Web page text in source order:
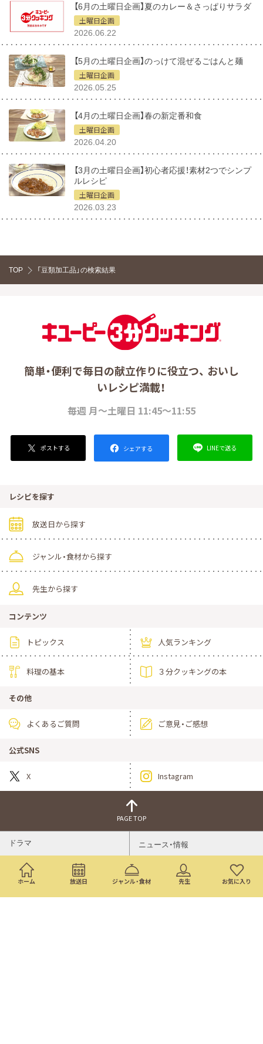
ホーム 放送日 ジャンル・食材 先生 お気に入り
【6月の土曜日企画】夏のカレー＆さっぱりサラダ
土曜日企画
2026.06.22
【5月の土曜日企画】のっけて混ぜるごはんと麺
土曜日企画
2026.05.25
【4月の土曜日企画】春の新定番和食
土曜日企画
2026.04.20
【3月の土曜日企画】初心者応援！素材2つでシンプ
ルレシピ
土曜日企画
2026.03.23
TOP 「豆類加工品」の検索結果
簡単・便利で毎日の献立作りに役立つ、 おいし
いレシピ満載！
毎週 月～土曜日 11:45～11:55
ポストする シェアする LINEで送る
レシピを探す
放送日から探す
ジャンル・食材から探す
先生から探す
コンテンツ
トピックス 人気ランキング
料理の基本 ３分クッキングの本
その他
よくあるご質問 ご意見・ご感想
公式SNS
X Instagram
PAGE TOP
ドラマ ニュース・情報
バラエティ・音楽 映画
スポーツ アニメ